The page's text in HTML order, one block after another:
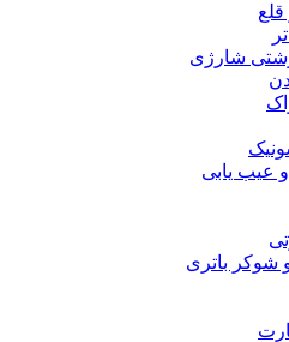
شارژی
و عیب یابی
باتری